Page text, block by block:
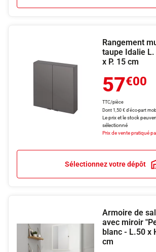
Rangement
taupe Idalie L.
x P. 15 cm
57€00
TTC/pièce
Dont 1,50 € d'éco-part
Le prix et le stock
sélectionné
Prix de vente pratiqué
Sélectionnez votre dépôt
Armoire de
avec miroir
blanc - L.50 x
cm